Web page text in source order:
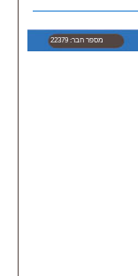
מספר חבר: 22379